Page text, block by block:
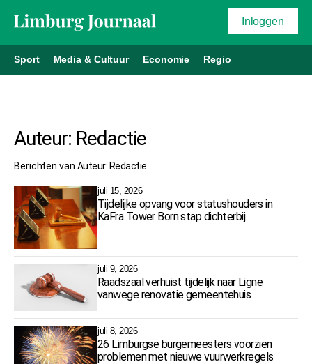
Inloggen
Sport Media & Cultuur Economie Regio
Auteur: Redactie
Berichten van Auteur: Redactie
juli 15, 2026
Tijdelijke opvang voor statushouders in
KaFra Tower Born stap dichterbij
juli 9, 2026
Raadszaal verhuist tijdelijk naar Ligne
vanwege renovatie gemeentehuis
juli 8, 2026
26 Limburgse burgemeesters voorzien
problemen met nieuwe vuurwerkregels